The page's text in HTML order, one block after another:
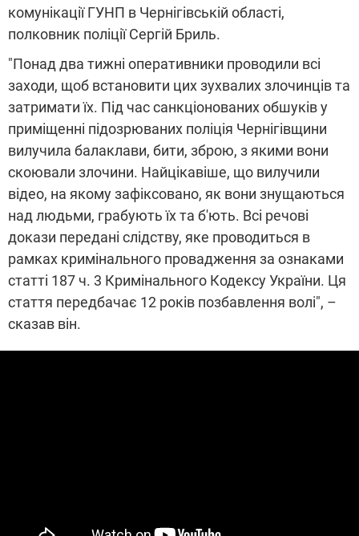
комунікації ГУНП в Чернігівській області,
полковник поліції Сергій Бриль.
"Понад два тижні оперативники проводили всі
заходи, щоб встановити цих зухвалих злочинців та
затримати їх. Під час санкціонованих обшуків у
приміщенні підозрюваних поліція Чернігівщини
вилучила балаклави, бити, зброю, з якими вони
скоювали злочини. Найцікавіше, що вилучили
відео, на якому зафіксовано, як вони знущаються
над людьми, грабують їх та б'ють. Всі речові
докази передані слідству, яке проводиться в
рамках кримінального провадження за ознаками
статті 187 ч. 3 Кримінального Кодексу України. Ця
стаття передбачає 12 років позбавлення волі", –
сказав він.